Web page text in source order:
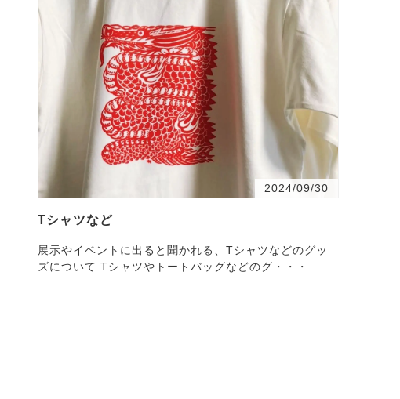
2024/09/30
Tシャツなど
展示やイベントに出ると聞かれる、Tシャツなどのグッ
ズについて Tシャツやトートバッグなどのグ・・・